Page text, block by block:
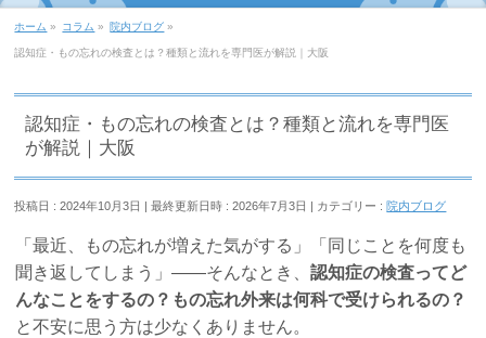
ホーム » コラム » 院内ブログ »
認知症・もの忘れの検査とは？種類と流れを専門医が解説｜大阪
認知症・もの忘れの検査とは？種類と流れを専門医
が解説｜大阪
投稿日 : 2024年10月3日 最終更新日時 : 2026年7月3日 カテゴリー : 院内ブログ
「最近、もの忘れが増えた気がする」「同じことを何度も
聞き返してしまう」――そんなとき、認知症の検査ってど
んなことをするの？もの忘れ外来は何科で受けられるの？
と不安に思う方は少なくありません。